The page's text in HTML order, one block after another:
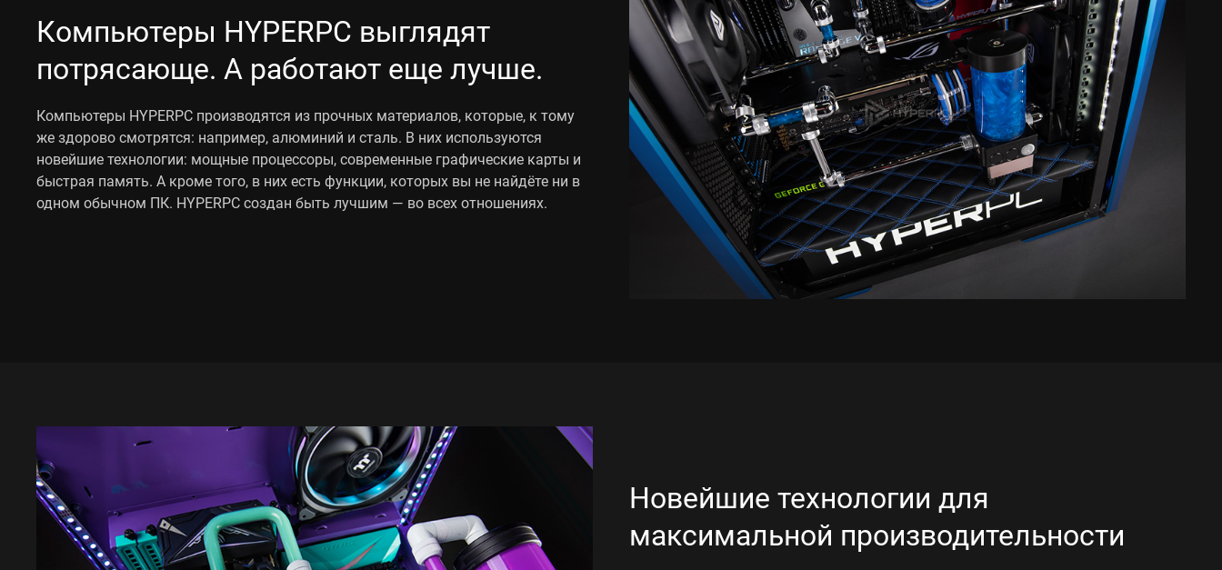
Компьютеры HYPERPC выглядят
потрясающе. А работают еще лучше.
Компьютеры HYPERPC производятся из прочных материалов, которые, к тому
же здорово смотрятся: например, алюминий и сталь. В них используются
новейшие технологии: мощные процессоры, современные графические карты и
быстрая память. А кроме того, в них есть функции, которых вы не найдёте ни в
одном обычном ПК. HYPERPC создан быть лучшим — во всех отношениях.
Новейшие технологии для
максимальной производительности